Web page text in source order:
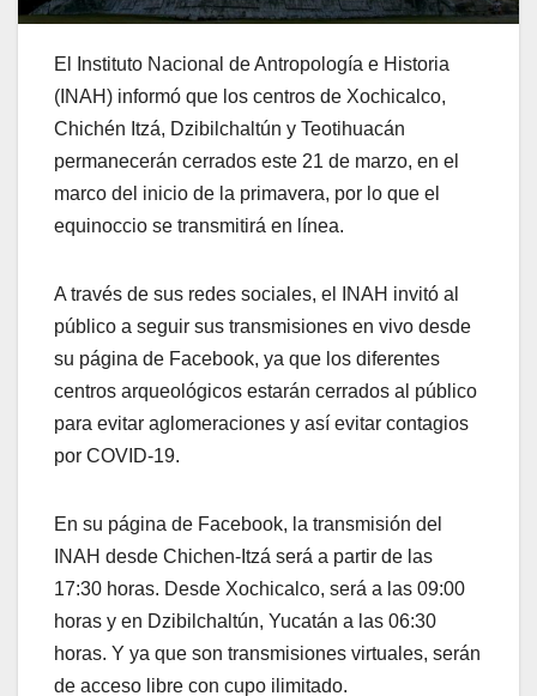
El Instituto Nacional de Antropología e Historia
(INAH) informó que los centros de Xochicalco,
Chichén Itzá, Dzibilchaltún y Teotihuacán
permanecerán cerrados este 21 de marzo, en el
marco del inicio de la primavera, por lo que el
equinoccio se transmitirá en línea.
A través de sus redes sociales, el INAH invitó al
público a seguir sus transmisiones en vivo desde
su página de Facebook, ya que los diferentes
centros arqueológicos estarán cerrados al público
para evitar aglomeraciones y así evitar contagios
por COVID-19.
En su página de Facebook, la transmisión del
INAH desde Chichen-Itzá será a partir de las
17:30 horas. Desde Xochicalco, será a las 09:00
horas y en Dzibilchaltún, Yucatán a las 06:30
horas. Y ya que son transmisiones virtuales, serán
de acceso libre con cupo ilimitado.